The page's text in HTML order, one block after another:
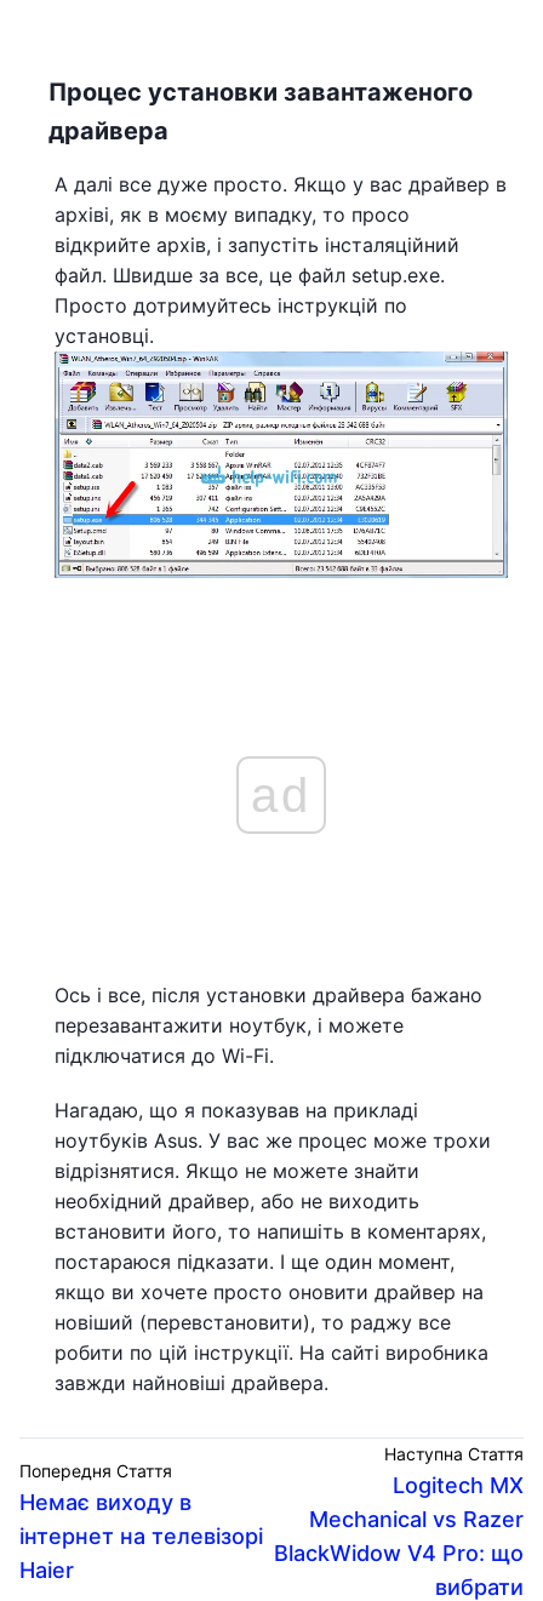
Процес установки завантаженого
драйвера
А далі все дуже просто. Якщо у вас драйвер в
архіві, як в моєму випадку, то просо
відкрийте архів, і запустіть інсталяційний
файл. Швидше за все, це файл setup.exe.
Просто дотримуйтесь інструкцій по
установці.
ad
Ось і все, після установки драйвера бажано
перезавантажити ноутбук, і можете
підключатися до Wi-Fi.
Нагадаю, що я показував на прикладі
ноутбуків Asus. У вас же процес може трохи
відрізнятися. Якщо не можете знайти
необхідний драйвер, або не виходить
встановити його, то напишіть в коментарях,
постараюся підказати. І ще один момент,
якщо ви хочете просто оновити драйвер на
новіший (перевстановити), то раджу все
робити по цій інструкції. На сайті виробника
завжди найновіші драйвера.
Попередня Стаття
Немає виходу в
інтернет на телевізорі
Haier
Наступна Стаття
Logitech MX
Mechanical vs Razer
BlackWidow V4 Pro: що
вибрати